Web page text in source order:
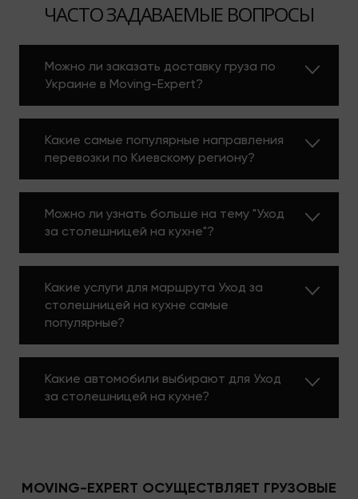
ЧАСТО ЗАДАВАЕМЫЕ ВОПРОСЫ
Можно ли заказать доставку груза по
Украине в Moving-Expert?
Какие самые популярные направления
перевозки по Киевскому региону?
Можно ли узнать больше на тему "Уход
за столешницей на кухне"?
Какие услуги для маршрута Уход за
столешницей на кухне самые
популярные?
Какие автомобили выбирают для Уход
за столешницей на кухне?
MOVING-EXPERT ОСУЩЕСТВЛЯЕТ ГРУЗОВЫЕ